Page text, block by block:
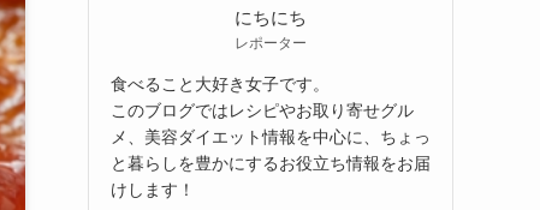
にちにち
レポーター
食べること大好き女子です。
このブログではレシピやお取り寄せグル
メ、美容ダイエット情報を中心に、ちょっ
と暮らしを豊かにするお役立ち情報をお届
けします！